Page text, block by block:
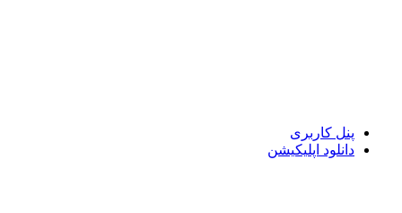
پنل کاربری
دانلود اپلیکیشن